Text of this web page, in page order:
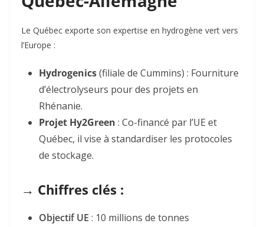
Le Québec exporte son expertise en hydrogène vert vers
l’Europe :
Hydrogenics(filiale de Cummins) : Fourniture
d’électrolyseurs pour des projets en
Rhénanie.
Projet Hy2Green : Co-financé par l’UE et
Québec, il vise à standardiser les protocoles
de stockage.
→ Chiffres clés :
Objectif UE : 10 millions de tonnes